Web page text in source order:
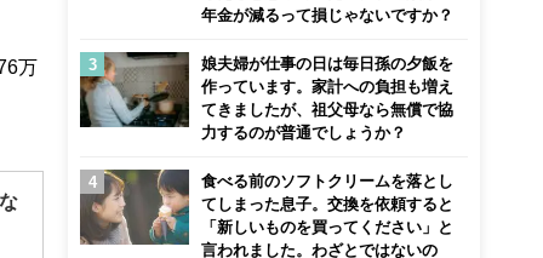
万
年金が減るって損じゃないですか？
娘夫婦が仕事の日は毎日孫の夕飯を
作っています。家計への負担も増え
てきましたが、祖父母なら無償で協
力するのが普通でしょうか？
食べる前のソフトクリームを落とし
てしまった息子。交換を依頼すると
「新しいものを買ってください」と
言われました。わざとではないの